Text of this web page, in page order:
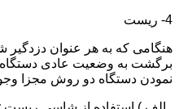
4- ريست
هنگامی كه به هر عنوان دزدگير
برگشت به وضعيت عادی
نمودن دستگاه دو روش مجزا